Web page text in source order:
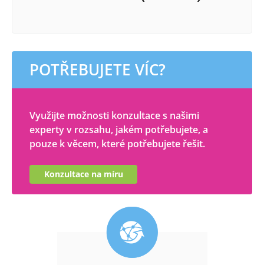
POTŘEBUJETE VÍC?
Využijte možnosti konzultace s našimi
experty v rozsahu, jakém potřebujete, a
pouze k věcem, které potřebujete řešit.
Konzultace na míru